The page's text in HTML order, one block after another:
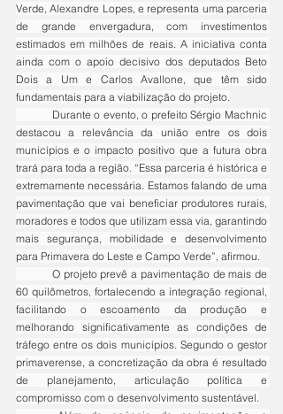
Verde, Alexandre Lopes, e representa uma parceria
de grande envergadura, com investimentos
estimados em milhões de reais. A iniciativa conta
ainda com o apoio decisivo dos deputados Beto
Dois a Um e Carlos Avallone, que têm sido
fundamentais para a viabilização do projeto.
destacou a relevância da união entre os dois
municípios e o impacto positivo que a futura obra
trará para toda a região. “Essa parceria é histórica e
extremamente necessária. Estamos falando de uma
pavimentação que vai beneficiar produtores rurais,
moradores e todos que utilizam essa via, garantindo
mais segurança, mobilidade e desenvolvimento
para Primavera do Leste e Campo Verde”, afirmou.
60 quilômetros, fortalecendo a integração regional,
facilitando o escoamento da produção e
melhorando significativamente as condições de
tráfego entre os dois municípios. Segundo o gestor
primaverense, a concretização da obra é resultado
de planejamento, articulação política e
compromisso com o desenvolvimento sustentável.